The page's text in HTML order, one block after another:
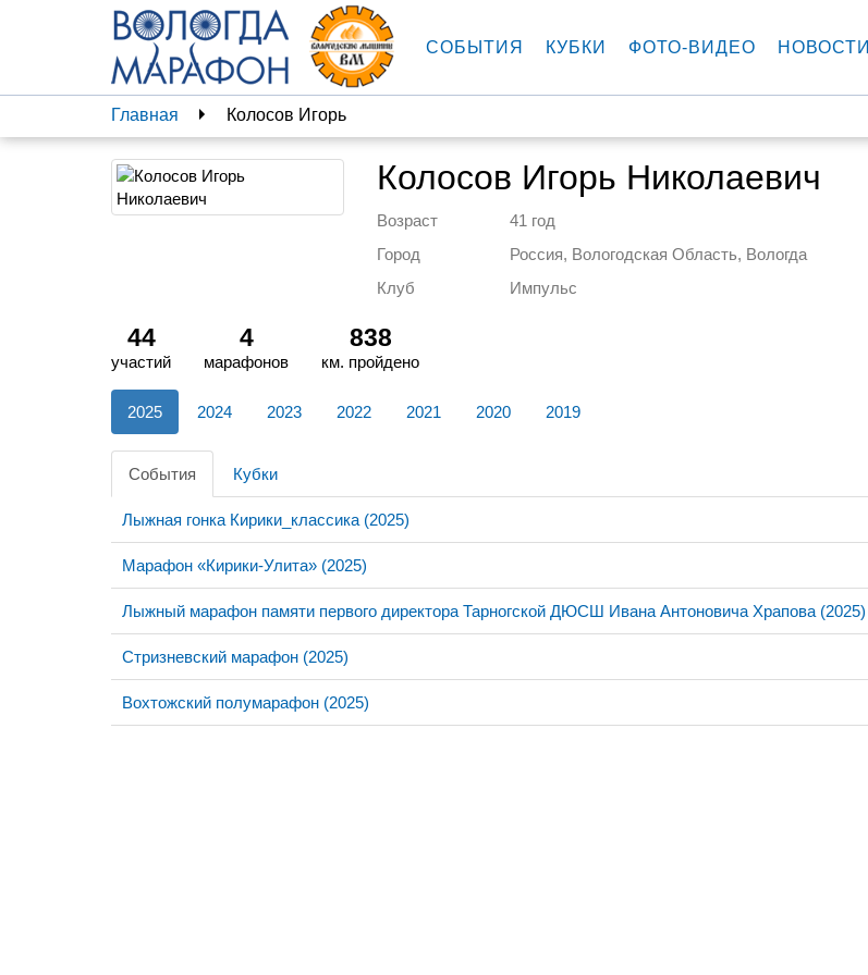
СОБЫТИЯ КУБКИ ФОТО-ВИДЕО НОВОСТИ
Главная Колосов Игорь
Колосов Игорь Николаевич
Возраст
41 год
Город
Россия, Вологодская Область, Вологда
Клуб
Импульс
44
участий
4
марафонов
838
км. пройдено
2025 2024 2023 2022 2021 2020 2019
События Кубки
Лыжная гонка Кирики_классика (2025)
Марафон «Кирики-Улита» (2025)
Лыжный марафон памяти первого директора Тарногской ДЮСШ Ивана Антоновича Храпова (2025)
Стризневский марафон (2025)
Вохтожский полумарафон (2025)